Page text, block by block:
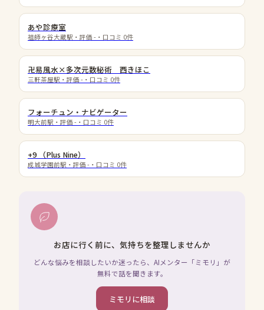
あや診療室
祖師ヶ谷大蔵駅 ・評価 - ・口コミ 0件
卍易風水×多次元数秘術 西きほこ
三軒茶屋駅 ・評価 - ・口コミ 0件
フォーチュン・ナビゲーター
明大前駅 ・評価 - ・口コミ 0件
+9 （Plus Nine）
成城学園前駅 ・評価 - ・口コミ 0件
お店に行く前に、気持ちを整理しませんか
どんな悩みを相談したいか迷ったら、AIメンター「ミモリ」が
無料で話を聞きます。
ミモリに相談